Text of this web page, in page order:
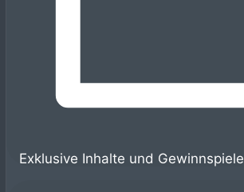
Exklusive Inhalte und Gewinnspiele